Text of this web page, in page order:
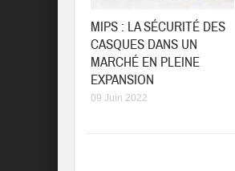
MIPS : LA SÉCURITÉ DES
CASQUES DANS UN
MARCHÉ EN PLEINE
EXPANSION
09 Juin 2022